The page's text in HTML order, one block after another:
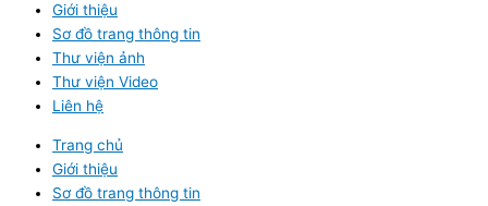
Giới thiệu
Sơ đồ trang thông tin
Thư viện ảnh
Thư viện Video
Liên hệ
Trang chủ
Giới thiệu
Sơ đồ trang thông tin